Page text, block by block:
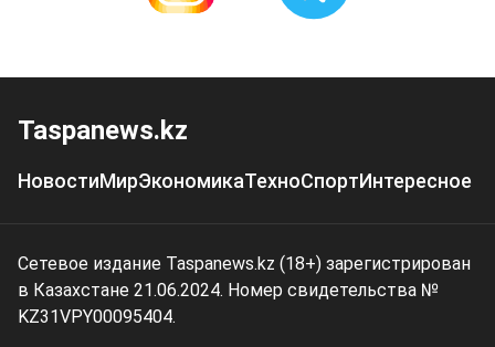
Taspanews.kz
НовостиМирЭкономикаТехноСпортИнтересное
Сетевое издание Taspanews.kz (18+) зарегистрирован
в Казахстане 21.06.2024. Номер свидетельства №
KZ31VPY00095404.